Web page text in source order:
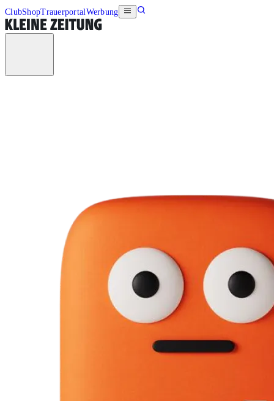
ClubShopTrauerportalWerbung